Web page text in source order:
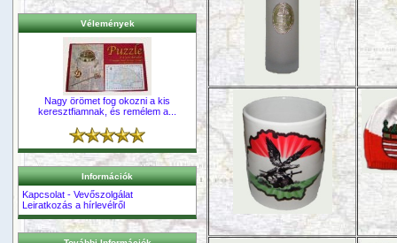
Vélemények
Nagy örömet fog okozni a kis
keresztfiamnak, és remélem a...
Információk
Kapcsolat - Vevőszolgálat
Leiratkozás a hírlevélről